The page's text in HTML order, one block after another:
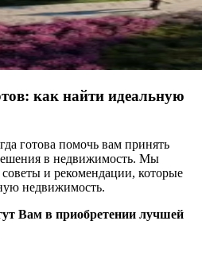
как найти идеальную
готова помочь вам принять
в недвижимость. Мы
и рекомендации, которые
недвижимость.
Вам в приобретении лучшей